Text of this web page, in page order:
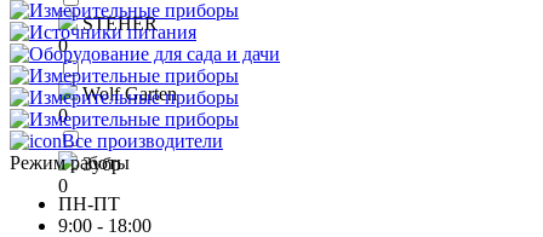
STEHER
0
Wolf Garten
0
Зубр
0
Все производители
Режим работы
ПН-ПТ
9:00 - 18:00